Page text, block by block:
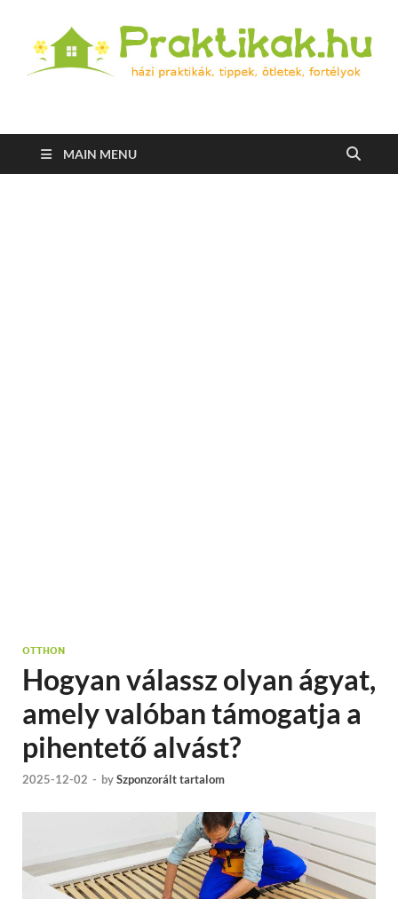
Praktikak.hu
MAIN MENU
OTTHON
Hogyan válassz olyan ágyat,
amely valóban támogatja a
pihentető alvást?
2025-12-02 - bySzponzorált tartalom